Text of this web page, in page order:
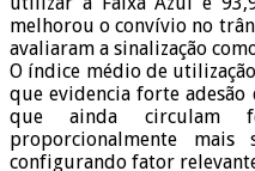
melhorou o convívio no
avaliaram a sinalização
O índice médio de
que evidencia forte
que ainda circulam
proporcionalmente
configurando fator